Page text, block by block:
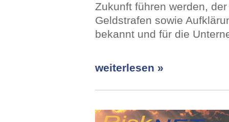
Zukunft führen werden,
Geldstrafen sowie
bekannt und für die
weiterlesen »